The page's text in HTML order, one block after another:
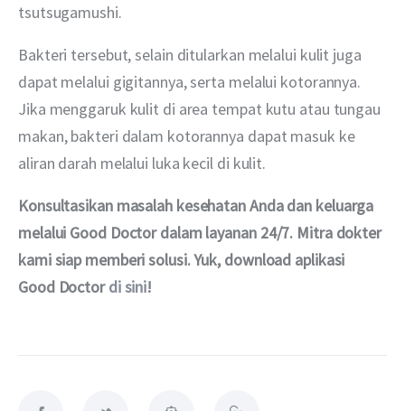
tsutsugamushi.
Bakteri tersebut, selain ditularkan melalui kulit juga
dapat melalui gigitannya, serta melalui kotorannya.
Jika menggaruk kulit di area tempat kutu atau tungau
makan, bakteri dalam kotorannya dapat masuk ke
aliran darah melalui luka kecil di kulit.
Konsultasikan masalah kesehatan Anda dan keluarga
melalui Good Doctor dalam layanan 24/7. Mitra dokter
kami siap memberi solusi. Yuk, download aplikasi
Good Doctor di sini!